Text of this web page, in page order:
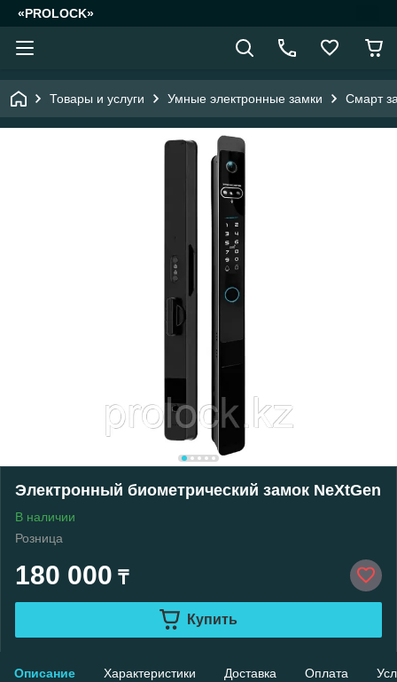
«PROLOCK»
Товары и услуги Умные электронные замки Смарт
Электронный биометрический замок NeXtGen
В наличии
Розница
180 000 ₸
Купить
Описание Характеристики Доставка Оплата